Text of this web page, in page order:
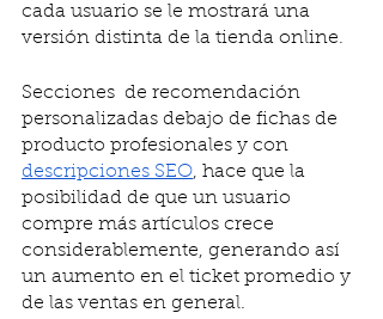
cada usuario se le mostrará una
versión distinta de la tienda online.
Secciones  de recomendación
personalizadas debajo de fichas de
producto profesionales y con
descripciones SEO, hace que la
posibilidad de que un usuario
compre más artículos crece
considerablemente, generando así
un aumento en el ticket promedio y
de las ventas en general.